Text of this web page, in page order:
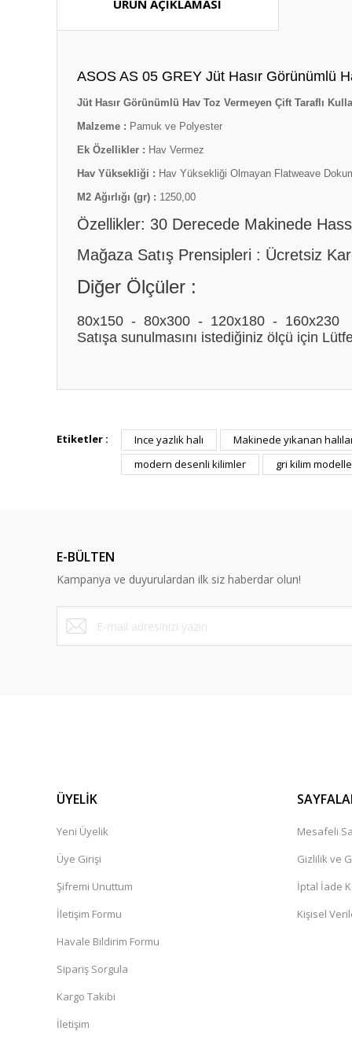
ÜRÜN AÇIKLAMASI
ASOS AS 05 GREY Jüt Hasır Görünümlü
Jüt Hasır Görünümlü Hav Toz Vermeyen Çift Taraflı
Malzeme : Pamuk ve Polyester
Ek Özellikler : Hav Vermez
Hav Yüksekliği : Hav Yüksekliği Olmayan Flatweave
M2 Ağırlığı (gr) : 1250,00
Özellikler: 30 Derecede Makinede
Mağaza Satış Prensipleri : Ücretsiz
Diğer Ölçüler :
80x150 - 80x300 - 120x180 - 160x230
Satışa sunulmasını istediğiniz ölçü için
Görüş ve önerileriniz için teşekkür ederiz.
Ürün resmi kalitesiz, bozuk veya görüntülenemiyor.
Bu ürüne benzer farklı alternatifler olmalı.
Etiketler : Ince yazlık halı Makinede yıkanan
modern desenli kilimler
gri kilim
E-BÜLTEN
Kampanya ve duyurulardan ilk siz haberdar olun!
ÜYELİK
Yeni Üyelik
Üye Girişi
Şifremi Unuttum
İletişim Formu
Havale Bildirim Formu
Sipariş Sorgula
Kargo Takibi
İletişim
Mesafeli
Gizlilik ve
İptal İade
Kişisel